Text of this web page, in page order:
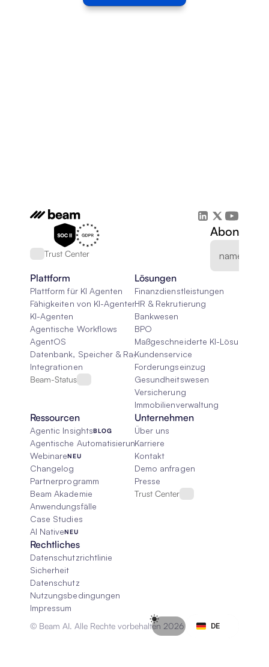
Trust Center
Plattform
Plattform für KI Agenten
Fähigkeiten von KI-Agenten
KI-Agenten
Agentische Workflows
AgentOS
Datenbank, Speicher & Rag
Integrationen
Beam-Status
Lösungen
Finanzdienstleistungen
HR & Rekrutierung
Bankwesen
BPO
Maßgeschneiderte KI-Lösungen
Kundenservice
Forderungseinzug
Gesundheitswesen
Versicherung
Immobilienverwaltung
Ressourcen
Agentic InsightsBLOG
Agentische Automatisierung 101
WebinareNEU
Changelog
Partnerprogramm
Beam Akademie
Anwendungsfälle
Case Studies
AI NativeNEU
Unternehmen
Über uns
Karriere
Kontakt
Demo anfragen
Presse
Trust Center
Rechtliches
Datenschutzrichtlinie
Sicherheit
Datenschutz
Nutzungsbedingungen
Impressum
© Beam AI. Alle Rechte vorbehalten 2026
DE